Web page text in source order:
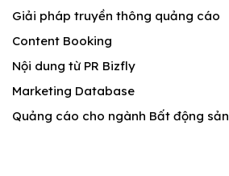
Giải pháp truyền thông quảng cáo
Content Booking
Nội dung từ PR Bizfly
Marketing Database
Quảng cáo cho ngành Bất động sản